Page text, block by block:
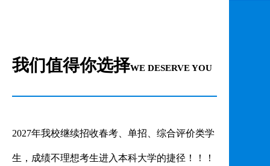
我们值得你选择WE DESERVE YOU
2027年我校继续招收春考、单招、综合评价类学
生，成绩不理想考生进入本科大学的捷径！！！